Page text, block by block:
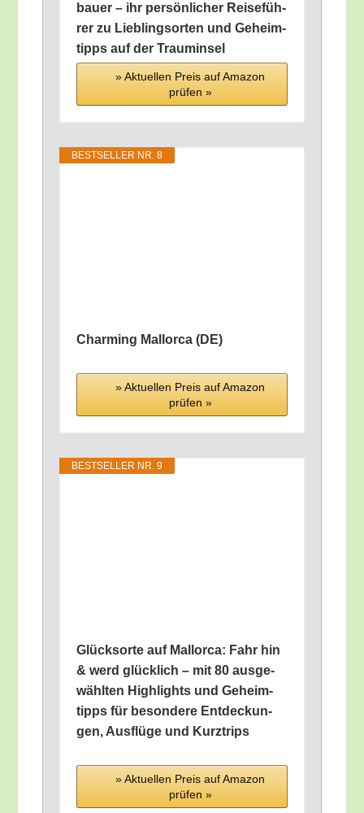
bau­er – ihr per­sön­li­cher Rei­se­füh­
rer zu Lieb­lings­or­ten und Geheim­
tipps auf der Trauminsel
» Aktu­el­len Preis auf Ama­zon
prü­fen »
BEST­SEL­LER NR. 8
Char­ming Mal­lor­ca (DE)
» Aktu­el­len Preis auf Ama­zon
prü­fen »
BEST­SEL­LER NR. 9
Glücksor­te auf Mal­lor­ca: Fahr hin
& werd glück­lich – mit 80 aus­ge­
wähl­ten High­lights und Geheim­
tipps für beson­de­re Ent­de­ckun­
gen, Aus­flü­ge und Kurztrips
» Aktu­el­len Preis auf Ama­zon
prü­fen »